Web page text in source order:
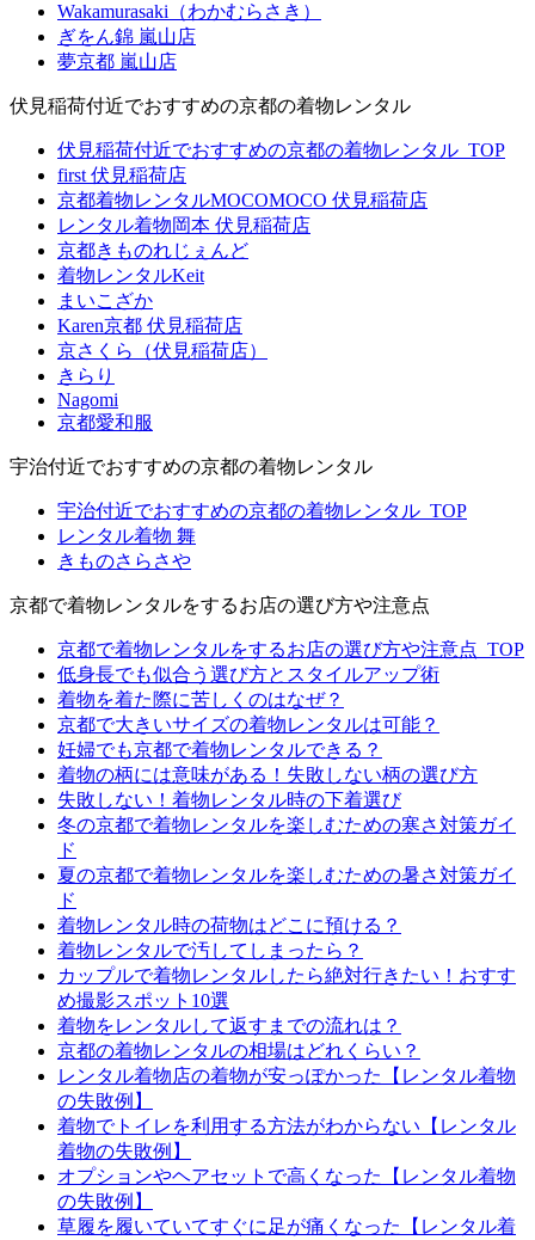
Wakamurasaki（わかむらさき）
ぎをん錦 嵐山店
夢京都 嵐山店
伏見稲荷付近でおすすめの京都の着物レンタル
伏見稲荷付近でおすすめの京都の着物レンタル_TOP
first 伏見稲荷店
京都着物レンタルMOCOMOCO 伏見稲荷店
レンタル着物岡本 伏見稲荷店
京都きものれじぇんど
着物レンタルKeit
まいこざか
Karen京都 伏見稲荷店
京さくら（伏見稲荷店）
きらり
Nagomi
京都愛和服
宇治付近でおすすめの京都の着物レンタル
宇治付近でおすすめの京都の着物レンタル_TOP
レンタル着物 舞
きものさらさや
京都で着物レンタルをするお店の選び方や注意点
京都で着物レンタルをするお店の選び方や注意点_TOP
低身長でも似合う選び方とスタイルアップ術
着物を着た際に苦しくのはなぜ？
京都で大きいサイズの着物レンタルは可能？
妊婦でも京都で着物レンタルできる？
着物の柄には意味がある！失敗しない柄の選び方
失敗しない！着物レンタル時の下着選び
冬の京都で着物レンタルを楽しむための寒さ対策ガイ
ド
夏の京都で着物レンタルを楽しむための暑さ対策ガイ
ド
着物レンタル時の荷物はどこに預ける？
着物レンタルで汚してしまったら？
カップルで着物レンタルしたら絶対行きたい！おすす
め撮影スポット10選
着物をレンタルして返すまでの流れは？
京都の着物レンタルの相場はどれくらい？
レンタル着物店の着物が安っぽかった【レンタル着物
の失敗例】
着物でトイレを利用する方法がわからない【レンタル
着物の失敗例】
オプションやヘアセットで高くなった【レンタル着物
の失敗例】
草履を履いていてすぐに足が痛くなった【レンタル着